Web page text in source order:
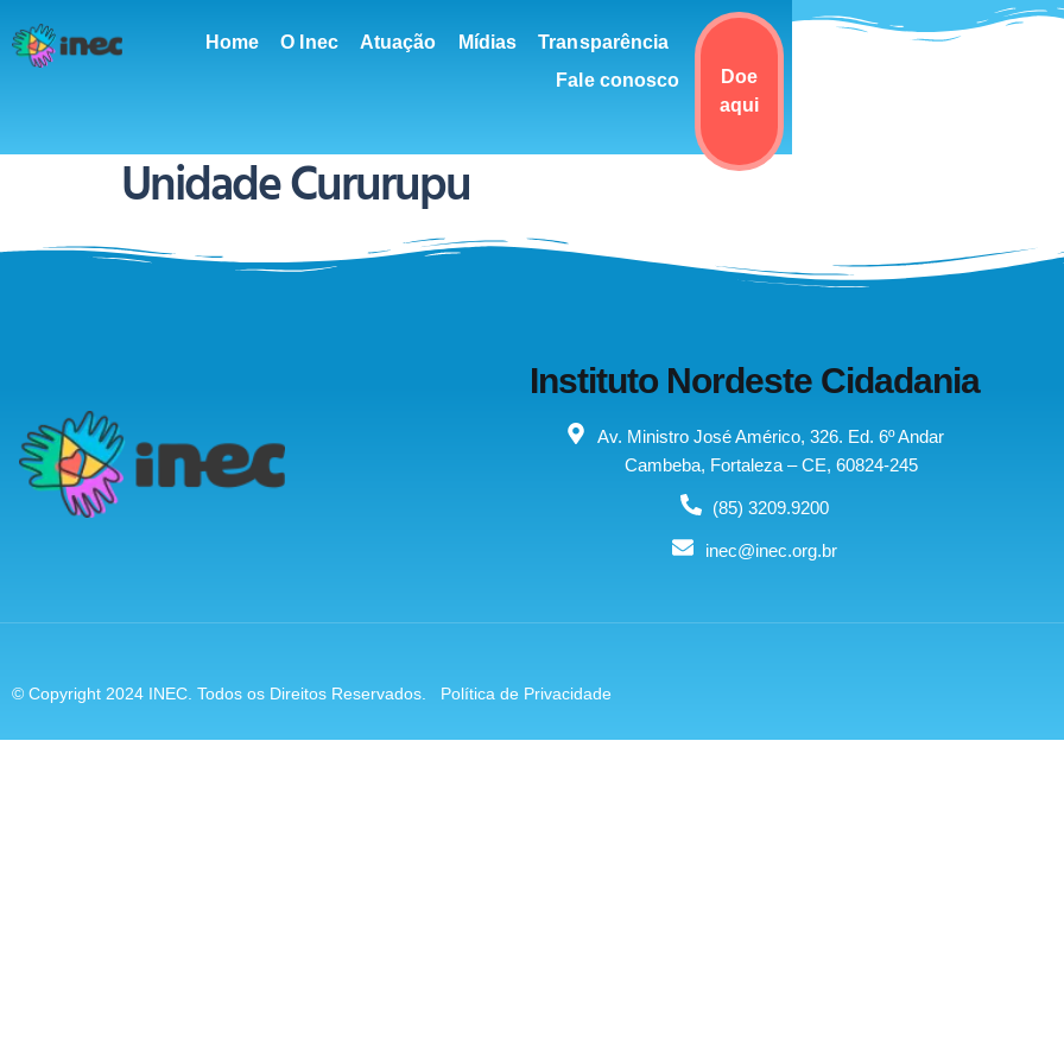
Home O Inec Atuação Mídias
Transparência
Fale conosco
Doe
aqui
Unidade Cururupu
Instituto Nordeste Cidadania
Av. Ministro José Américo, 326. Ed. 6º Andar
Cambeba, Fortaleza – CE, 60824-245
(85) 3209.9200
inec@inec.org.br
© Copyright 2024 INEC. Todos os Direitos Reservados. Política de Privacidade